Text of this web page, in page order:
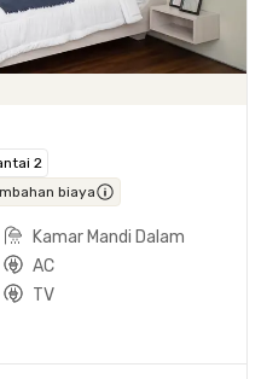
2
biaya
Kamar Mandi Dalam
AC
TV